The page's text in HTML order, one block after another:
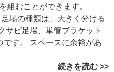
組むことができます。
場の種類は、大きく分ける
サビ足場、単管ブラケット
です。 スペースに余裕があ
続きを読む